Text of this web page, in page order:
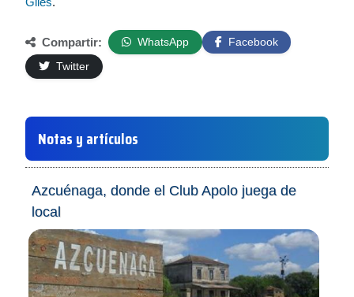
Compartir: WhatsApp
Facebook
Twitter
Notas y artículos
Azcuénaga, donde el Club Apolo juega de
local